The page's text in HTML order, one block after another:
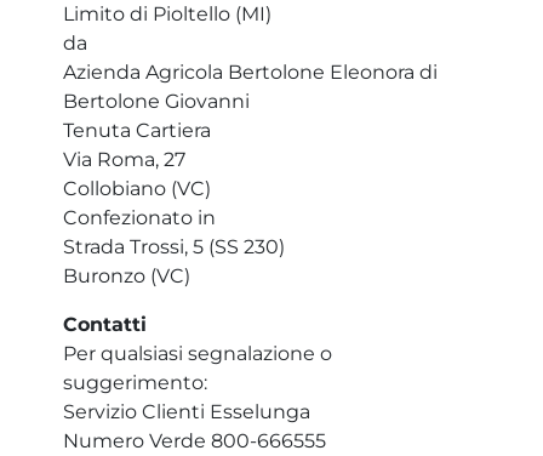
Limito di Pioltello (MI)
da
Azienda Agricola Bertolone Eleonora di
Bertolone Giovanni
Tenuta Cartiera
Via Roma, 27
Collobiano (VC)
Confezionato in
Strada Trossi, 5 (SS 230)
Buronzo (VC)
Contatti
Per qualsiasi segnalazione o
suggerimento:
Servizio Clienti Esselunga
Numero Verde 800-666555